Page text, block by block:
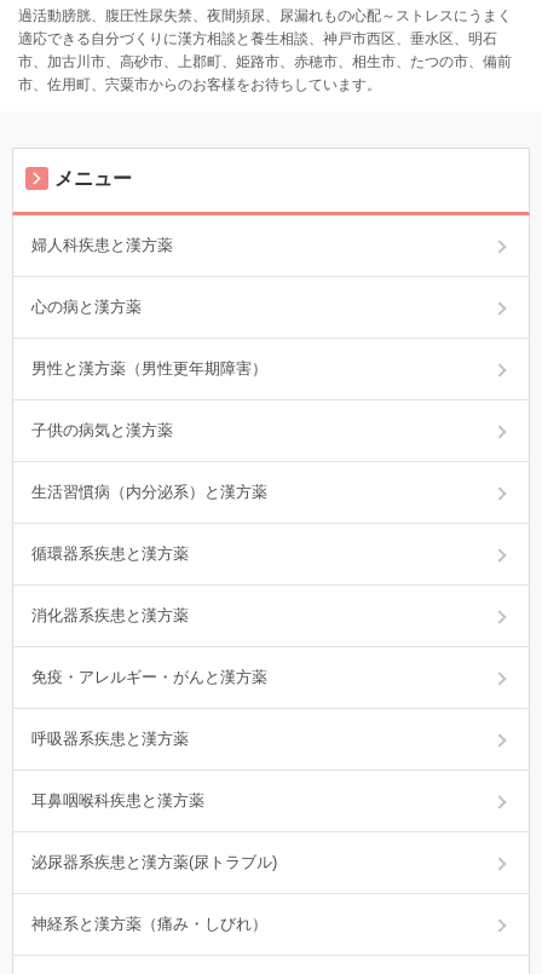
過活動膀胱、腹圧性尿失禁、夜間頻尿、尿漏れもの心配～ストレスにうまく
適応できる自分づくりに漢方相談と養生相談、神戸市西区、垂水区、明石
市、加古川市、高砂市、上郡町、姫路市、赤穂市、相生市、たつの市、備前
市、佐用町、宍粟市からのお客様をお待ちしています。
メニュー
婦人科疾患と漢方薬
心の病と漢方薬
男性と漢方薬（男性更年期障害）
子供の病気と漢方薬
生活習慣病（内分泌系）と漢方薬
循環器系疾患と漢方薬
消化器系疾患と漢方薬
免疫・アレルギー・がんと漢方薬
呼吸器系疾患と漢方薬
耳鼻咽喉科疾患と漢方薬
泌尿器系疾患と漢方薬(尿トラブル)
神経系と漢方薬（痛み・しびれ）